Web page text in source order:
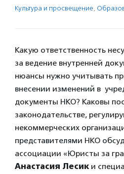
Культура и просвещение,
Какую ответственность
за ведение внутренней
нюансы нужно учитывать
внесении изменений в
документы НКО? Каковы
законодательстве,
некоммерческих
представителями НКО
ассоциации «Юристы за
Анастасия Лесики